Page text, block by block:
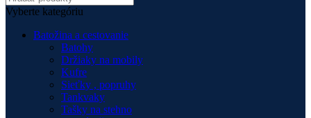
Vyberte kategóriu
Batožina a cestovanie
Batohy
Držiaky na mobily
Kufre
Sieťky , popruhy
Tankvaky
Tašky na stehno